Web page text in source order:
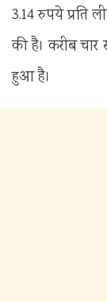
3.14 रुपये प्रति
की है। करीब
हुआ है।